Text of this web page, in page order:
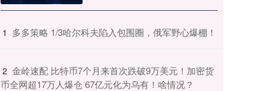
1 ​多多策略 1/3哈尔科夫陷入包围圈，俄军野心爆棚！
2 ​金岭速配 比特币7个月来首次跌破9万美元！加密货
币全网超17万人爆仓 67亿元化为乌有！啥情况？